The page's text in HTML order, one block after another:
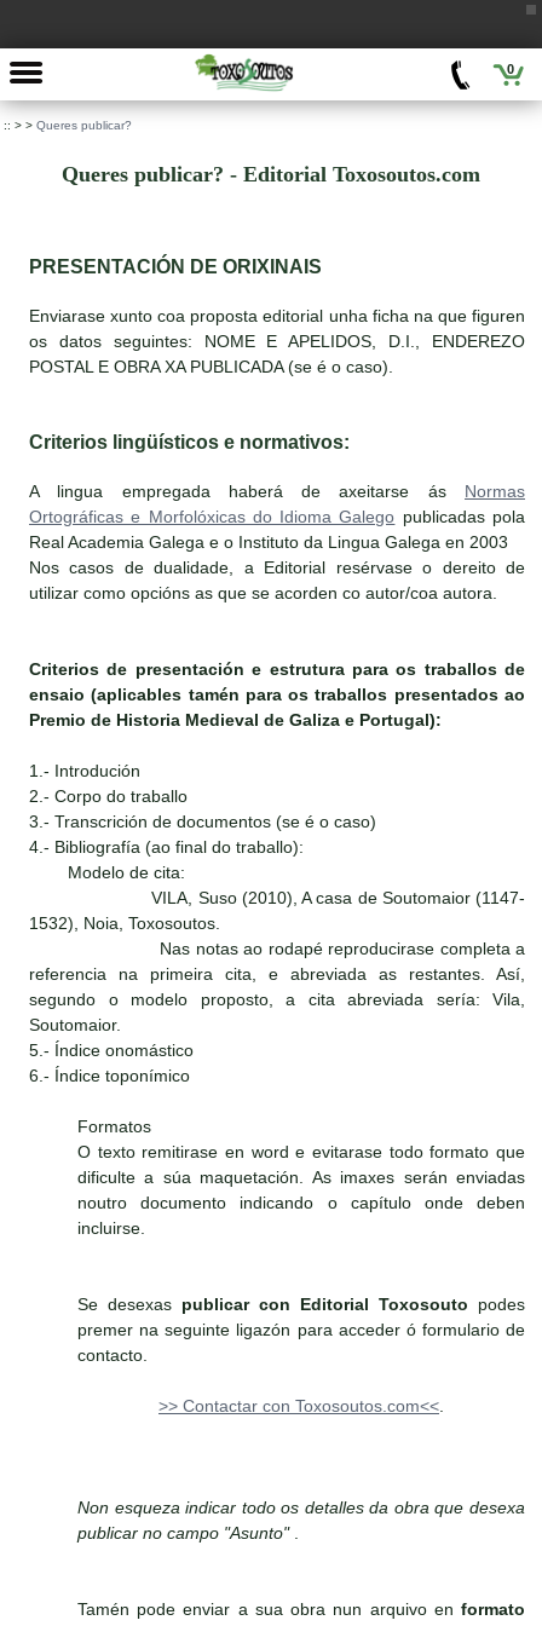
0
:: > > Queres publicar?
Queres publicar? - Editorial Toxosoutos.com
PRESENTACIÓN DE ORIXINAIS
Enviarase xunto coa proposta editorial unha ficha na que figuren
os datos seguintes: NOME E APELIDOS, D.I., ENDEREZO
POSTAL E OBRA XA PUBLICADA (se é o caso).
Criterios lingüísticos e normativos:
A lingua empregada haberá de axeitarse ás Normas
Ortográficas e Morfolóxicas do Idioma Galego publicadas pola
Real Academia Galega e o Instituto da Lingua Galega en 2003
Nos casos de dualidade, a Editorial resérvase o dereito de
utilizar como opcións as que se acorden co autor/coa autora.
Criterios de presentación e estrutura para os traballos de
ensaio (aplicables tamén para os traballos presentados ao
Premio de Historia Medieval de Galiza e Portugal):
1.- Introdución
2.- Corpo do traballo
3.- Transcrición de documentos (se é o caso)
4.- Bibliografía (ao final do traballo):
Modelo de cita:
VILA, Suso (2010), A casa de Soutomaior (1147-
1532), Noia, Toxosoutos.
Nas notas ao rodapé reproducirase completa a
referencia na primeira cita, e abreviada as restantes. Así,
segundo o modelo proposto, a cita abreviada sería: Vila,
Soutomaior.
5.- Índice onomástico
6.- Índice toponímico
Formatos
O texto remitirase en word e evitarase todo formato que
dificulte a súa maquetación. As imaxes serán enviadas
noutro documento indicando o capítulo onde deben
incluirse.
Se desexas publicar con Editorial Toxosouto podes
premer na seguinte ligazón para acceder ó formulario de
contacto.
>> Contactar con Toxosoutos.com<<
Non esqueza indicar todo os detalles da obra que desexa
publicar no campo "Asunto"
Tamén pode enviar a sua obra nun arquivo en formato